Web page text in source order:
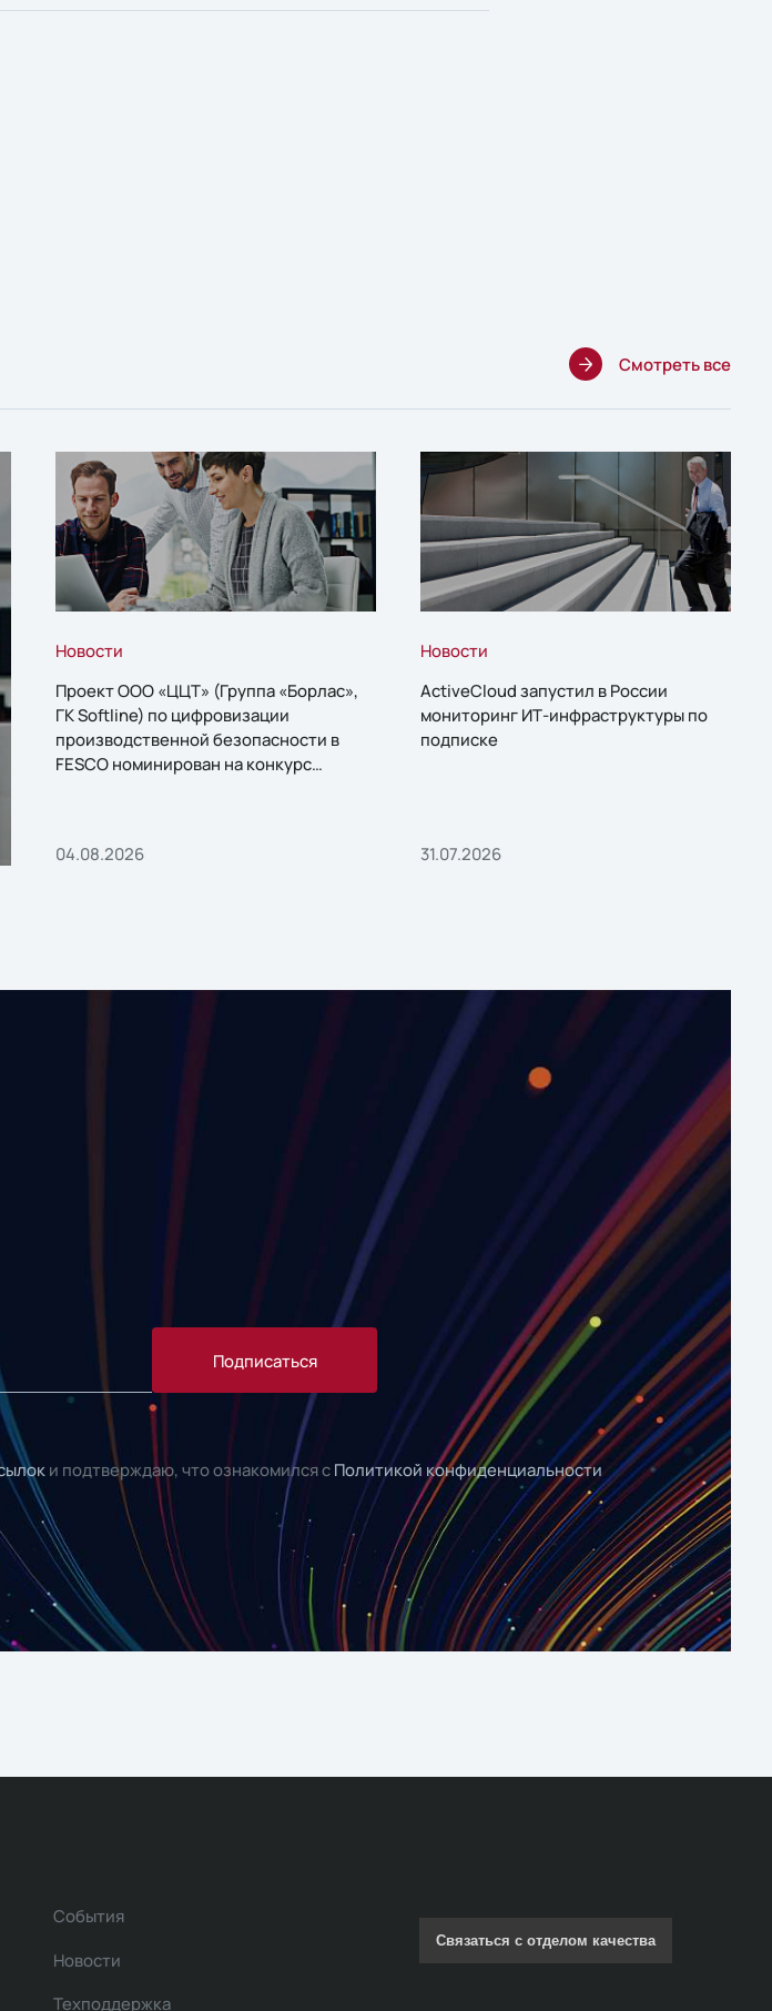
Смотреть все
Новости
Проект ООО «ЦЦТ» (Группа «Борлас»,
ГК Softline) по цифровизации
производственной безопасности в
FESCO номинирован на конкурс
04.08.2026
Новости
ActiveCloud запустил в России
мониторинг ИТ-инфраструктуры по
подписке
31.07.2026
Подписаться
и подтверждаю, что ознакомился с Политикой конфиденциальности
События
Новости
Техподдержка
Связаться с отделом качества